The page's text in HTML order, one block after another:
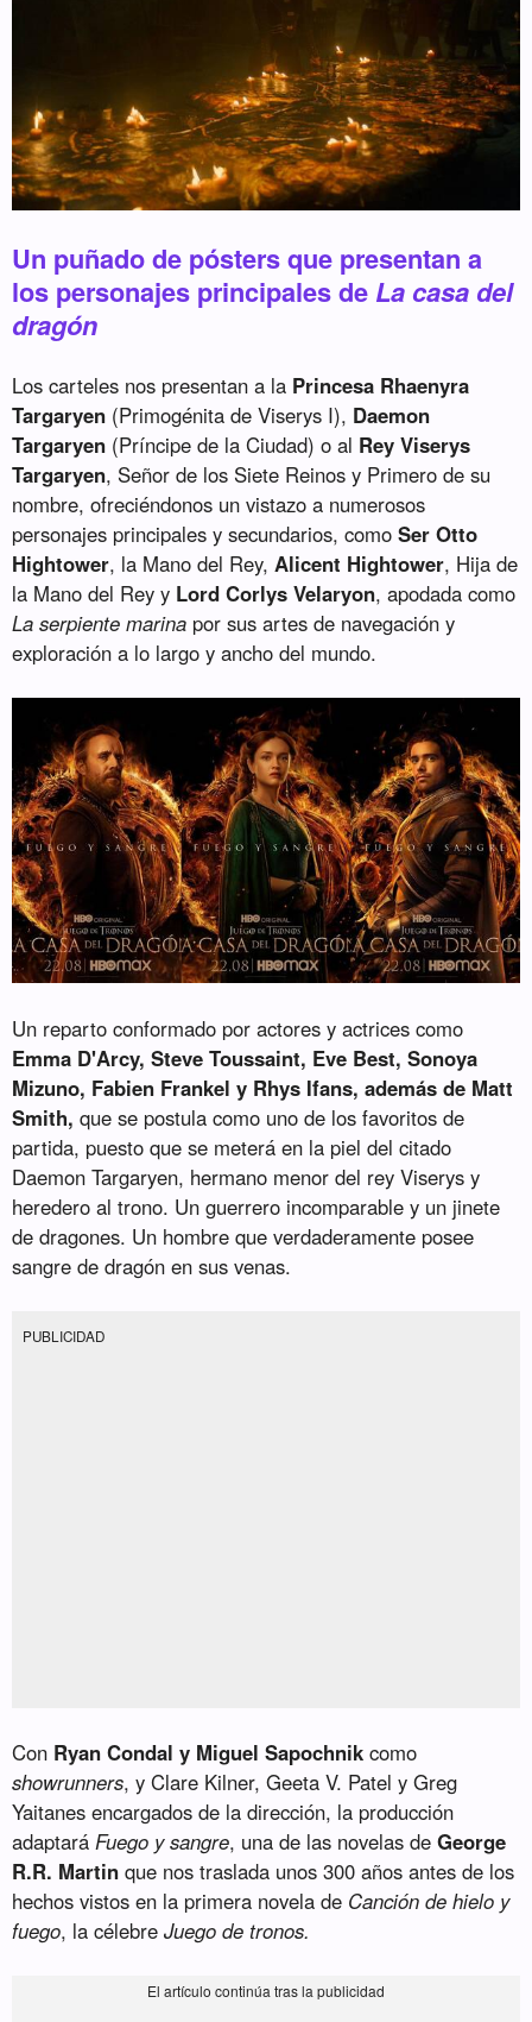
Un puñado de pósters que presentan a
los personajes principales de La casa del
dragón
Los carteles nos presentan a la Princesa Rhaenyra
Targaryen (Primogénita de Viserys I), Daemon
Targaryen (Príncipe de la Ciudad) o al Rey Viserys
Targaryen, Señor de los Siete Reinos y Primero de su
nombre, ofreciéndonos un vistazo a numerosos
personajes principales y secundarios, comoSer Otto
Hightower, la Mano del Rey,Alicent Hightower, Hija de
la Mano del Rey y Lord Corlys Velaryon, apodada como
La serpiente marina por sus artes de navegación y
exploración a lo largo y ancho del mundo.
Un reparto conformado por actores y actrices como
Emma D'Arcy, Steve Toussaint, Eve Best, Sonoya
Mizuno, Fabien Frankel y Rhys Ifans, además de Matt
Smith, que se postula como uno de los favoritos de
partida, puesto que se meterá en la piel del citado
Daemon Targaryen, hermano menor del rey Viserys y
heredero al trono. Un guerrero incomparable y un jinete
de dragones. Un hombre que verdaderamente posee
sangre de dragón en sus venas.
PUBLICIDAD
Con Ryan Condal y Miguel Sapochnik como
showrunners, y Clare Kilner, Geeta V. Patel y Greg
Yaitanes encargados de la dirección, la producción
adaptará Fuego y sangre, una de las novelas deGeorge
R.R. Martin que nos traslada unos 300 años antes de los
hechos vistos en la primera novela de Canción de hielo y
fuego, la célebreJuego de tronos.